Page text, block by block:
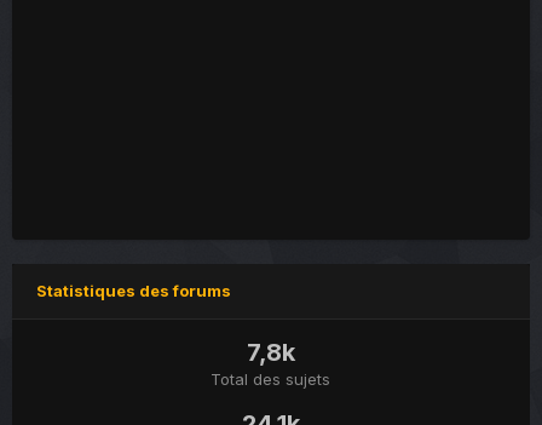
Statistiques des forums
7,8k
Total des sujets